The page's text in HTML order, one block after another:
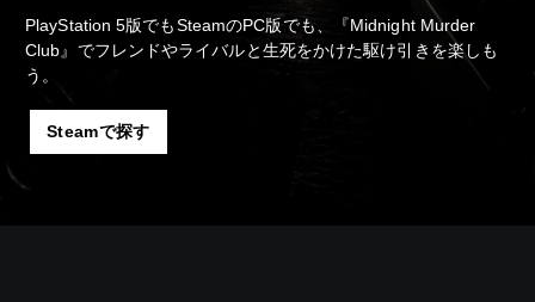
PlayStation 5版でもSteamのPC版でも、『Midnight Murder
Club』でフレンドやライバルと生死をかけた駆け引きを楽しも
う。
Steamで探す